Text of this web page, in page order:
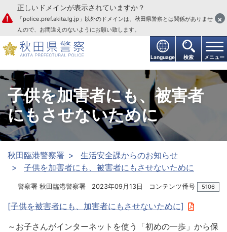
本文へ
Language 検索 メニュー
正しいドメインが表示されていますか？
「police.pref.akita.lg.jp」以外のドメインは、秋田県警察とは関係がありませ
んので、お間違えのないようにお願い致します。
×
子供を加害者にも、被害者
にもさせないために
秋田臨港警察署
生活安全課からのお知らせ
子供を加害者にも、被害者にもさせないために
警察署 秋田臨港警察署 2023年09月13日 コンテンツ番号 5106
[子供を被害者にも、加害者にもさせないために]
～お子さんがインターネットを使う「初めの一歩」から保